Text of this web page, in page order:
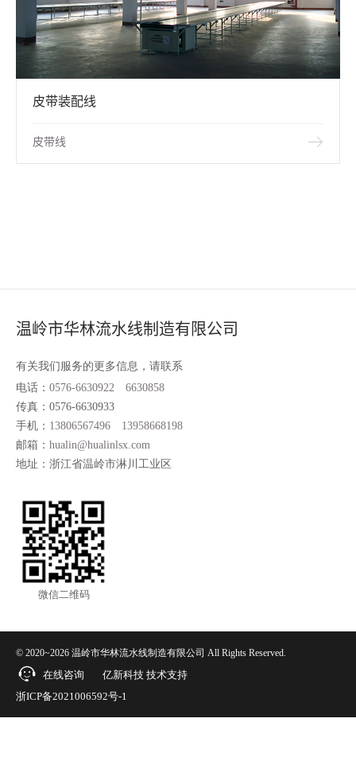
皮带装配线
皮带线
温岭市华林流水线制造有限公司
有关我们服务的更多信息，请联系
电话： 0576-6630922
6630858
传真：0576-6630933
手机： 13806567496
13958668198
邮箱： hualin@hualinlsx.com
地址：浙江省温岭市淋川工业区
微信二维码
© 2020~2026 温岭市华林流水线制造有限公司 All Rights Reserved.
在线咨询 亿新科技 技术支持
浙ICP备2021006592号-1